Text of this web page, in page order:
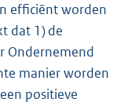
efficiënt worden
dat 1) de
Ondernemend
manier worden
positieve